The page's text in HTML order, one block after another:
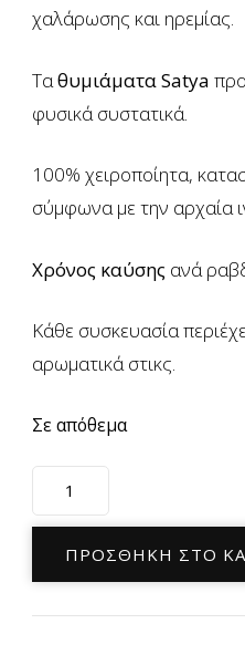
χαλάρωσης και ηρεμίας.
Ταθυμιάματα Satya
φυσικά συστατικά.
100% χειροποίητα,
σύμφωνα με την αρχαία
Χρόνος καύσης ανά
Κάθε συσκευασία
αρωματικά στικς.
Σε απόθεμα
Αρωματικά
Στικ
Satya
με
άρωμα
ΠΡΟΣΘΉΚΗ ΣΤΟ